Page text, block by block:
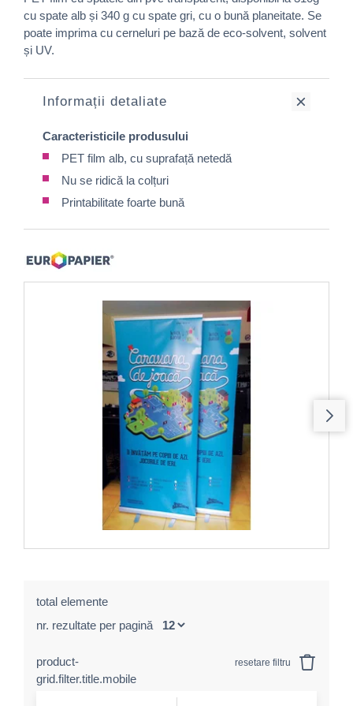
cu spate alb și 340 g cu spate gri, cu o bună planeitate. Se
poate imprima cu cerneluri pe bază de eco-solvent, solvent
și UV.
Informații detaliate
Caracteristicile produsului
PET film alb, cu suprafață netedă
Nu se ridică la colțuri
Printabilitate foarte bună
total elemente
nr. rezultate per pagină
product-
grid.filter.title.mobile
resetare filtru